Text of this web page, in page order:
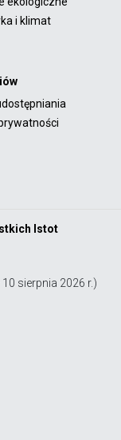
i klimat
Istot
sierpnia 2026 r.)